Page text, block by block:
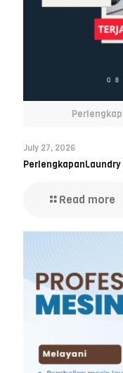
July 27, 2026
PerlengkapanLaundry
Read more